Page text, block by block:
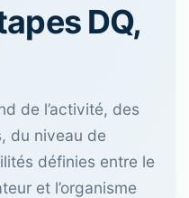
DQ,
de l’activité, des
du niveau de
définies entre le
et l’organisme